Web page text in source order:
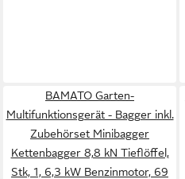
BAMATO Garten-
Multifunktionsgerät - Bagger inkl.
Zubehörset Minibagger
Kettenbagger 8,8 kN Tieflöffel,
Stk, 1, 6,3 kW Benzinmotor, 69